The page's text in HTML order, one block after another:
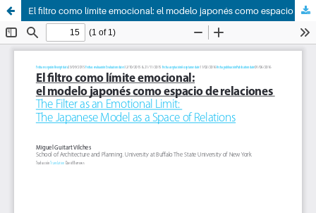
El filtro como límite emocional: el modelo japonés como espacio de relaciones